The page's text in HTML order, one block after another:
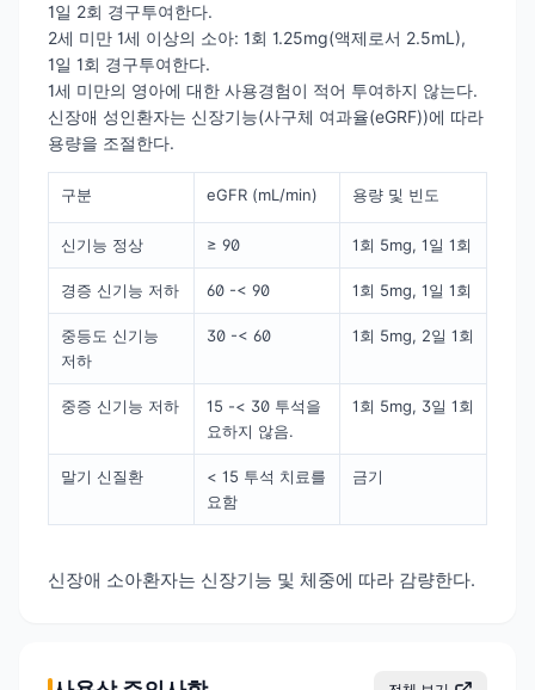
1일 2회 경구투여한다.
2세 미만 1세 이상의 소아: 1회 1.25mg(액제로서 2.5mL),
1일 1회 경구투여한다.
1세 미만의 영아에 대한 사용경험이 적어 투여하지 않는다.
신장애 성인환자는 신장기능(사구체 여과율(eGRF))에 따라
용량을 조절한다.
구분 eGFR (mL/min) 용량 및 빈도
신기능 정상 ≥ 90 1회 5mg, 1일 1회
경증 신기능 저하 60 -< 90 1회 5mg, 1일 1회
중등도 신기능
저하
30 -< 60 1회 5mg, 2일 1회
중증 신기능 저하
15 -< 30 투석을
요하지 않음.
1회 5mg, 3일 1회
말기 신질환
< 15 투석 치료를
요함
금기
신장애 소아환자는 신장기능 및 체중에 따라 감량한다.